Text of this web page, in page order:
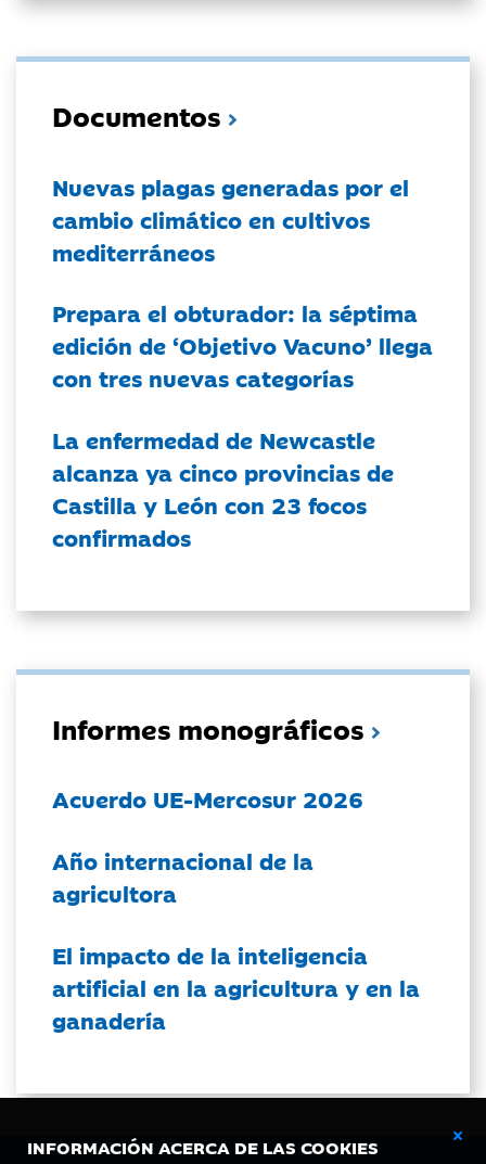
INFORMACIÓN ACERCA DE LAS COOKIES
Documentos
Nuevas plagas generadas por el
cambio climático en cultivos
mediterráneos
Prepara el obturador: la séptima
edición de ‘Objetivo Vacuno’ llega
con tres nuevas categorías
La enfermedad de Newcastle
alcanza ya cinco provincias de
Castilla y León con 23 focos
confirmados
Informes monográficos
Acuerdo UE-Mercosur 2026
Año internacional de la
agricultora
El impacto de la inteligencia
artificial en la agricultura y en la
ganadería